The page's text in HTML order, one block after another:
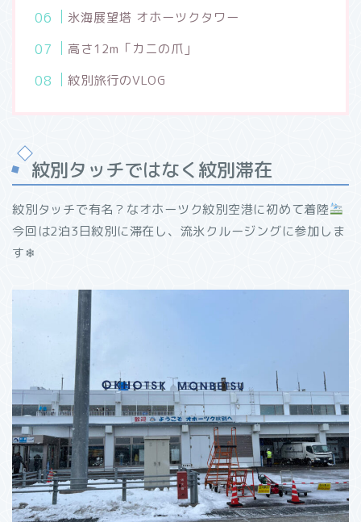
氷海展望塔 オホーツクタワー
高さ12m「カニの爪」
紋別旅行のVLOG
紋別タッチではなく紋別滞在
紋別タッチで有名？なオホーツク紋別空港に初めて着陸
今回は2泊3日紋別に滞在し、流氷クルージングに参加しま
す❄